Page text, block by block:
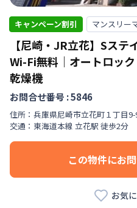
キャンペーン割引 マンスリー
【尼崎・JR立花】Sステ
Wi-Fi無料｜オートロッ
乾燥機
お問合せ番号 :5846
住所： 兵庫県尼崎市立花町１丁目
交通： 東海道本線 立花駅 徒歩2分
この物件にお
お気